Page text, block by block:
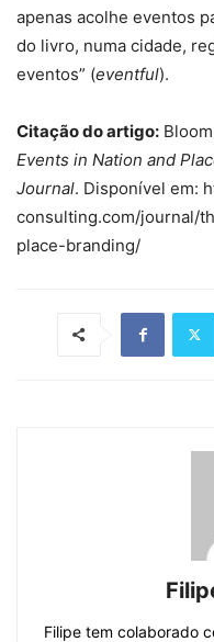
apenas acolhe eventos
do livro, numa cidade,
eventos” (eventful).
Citação do artigo:
Events in Nation and
Journal. Disponível em:
consulting.com/journal/
place-branding/
Filipe tem colaborado